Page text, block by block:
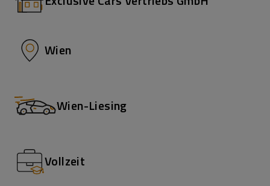
Wien
Wien-Liesing
Vollzeit